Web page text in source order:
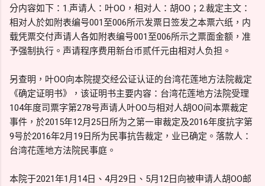
分内容如下：1.声请人：叶OO，相对人：胡OO；2.裁定主文：
相对人於如附表编号001至006所示发票日签发之本票六纸，内
载凭票交付声请人各如附表编号001至006所示之票面金额，准
予强制执行。声请程序费用新台币贰仟元由相对人负担。
另查明，叶OO向本院提交经公证认证的台湾花莲地方法院裁定
《确定证明书》，该证明书主要内容：台湾花莲地方法院受理
104年度司票字第278号声请人叶OO与相对人胡OO间本票裁定
事件，於2015年12月25日所为之第一审裁定及2016年度抗字第
9号於2016年2月19日所为民事抗告裁定，业已确定。落款人：
台湾花莲地方法院民事庭。
本院于2021年1月14日、4月29日、5月12日向被申请人胡OO邮